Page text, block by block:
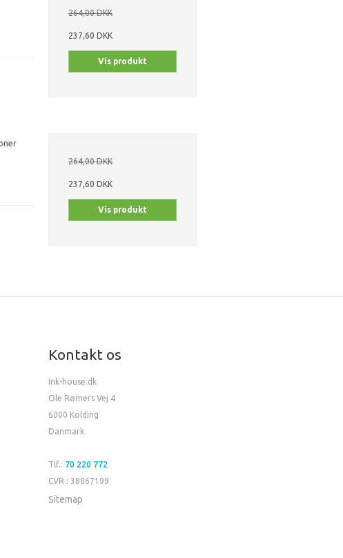
264,00 DKK
237,60 DKK
Vis produkt
264,00 DKK
237,60 DKK
Vis produkt
Kontakt os
Ink-house.dk
Ole Rømers Vej 4
6000 Kolding
Danmark
Tlf.: 70 220 772
CVR.: 38867199
Sitemap